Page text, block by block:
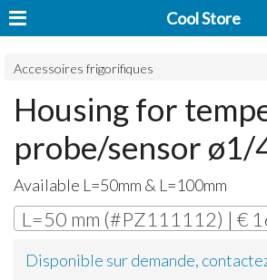
Cool Store
Accessoires frigorifiques
Housing for
probe/sensor ø1/
Available L=50mm & L=100mm
L=50 mm (#PZ111112) | €
Disponible sur demande,